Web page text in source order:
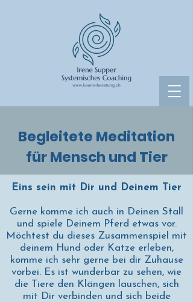
Begleitete Meditation
für Mensch und Tier
Eins sein mit Dir und Deinem Tier
Gerne komme ich auch in Deinen Stall
und spiele Deinem Pferd etwas vor.
Möchtest du dieses Zusammenspiel mit
deinem Hund oder Katze erleben,
komme ich sehr gerne bei dir Zuhause
vorbei. Es ist wunderbar zu sehen, wie
die Tiere den Klängen lauschen, sich
mit Dir verbinden und sich beide